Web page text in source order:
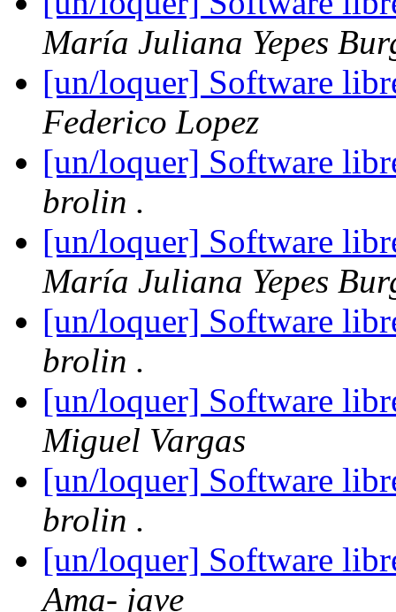
María Juliana Yepes
[un/loquer] Software
Federico Lopez
[un/loquer] Software
brolin .
[un/loquer] Software
María Juliana Yepes
[un/loquer] Software
brolin .
[un/loquer] Software
Miguel Vargas
[un/loquer] Software
brolin .
[un/loquer] Software
Ama- jave